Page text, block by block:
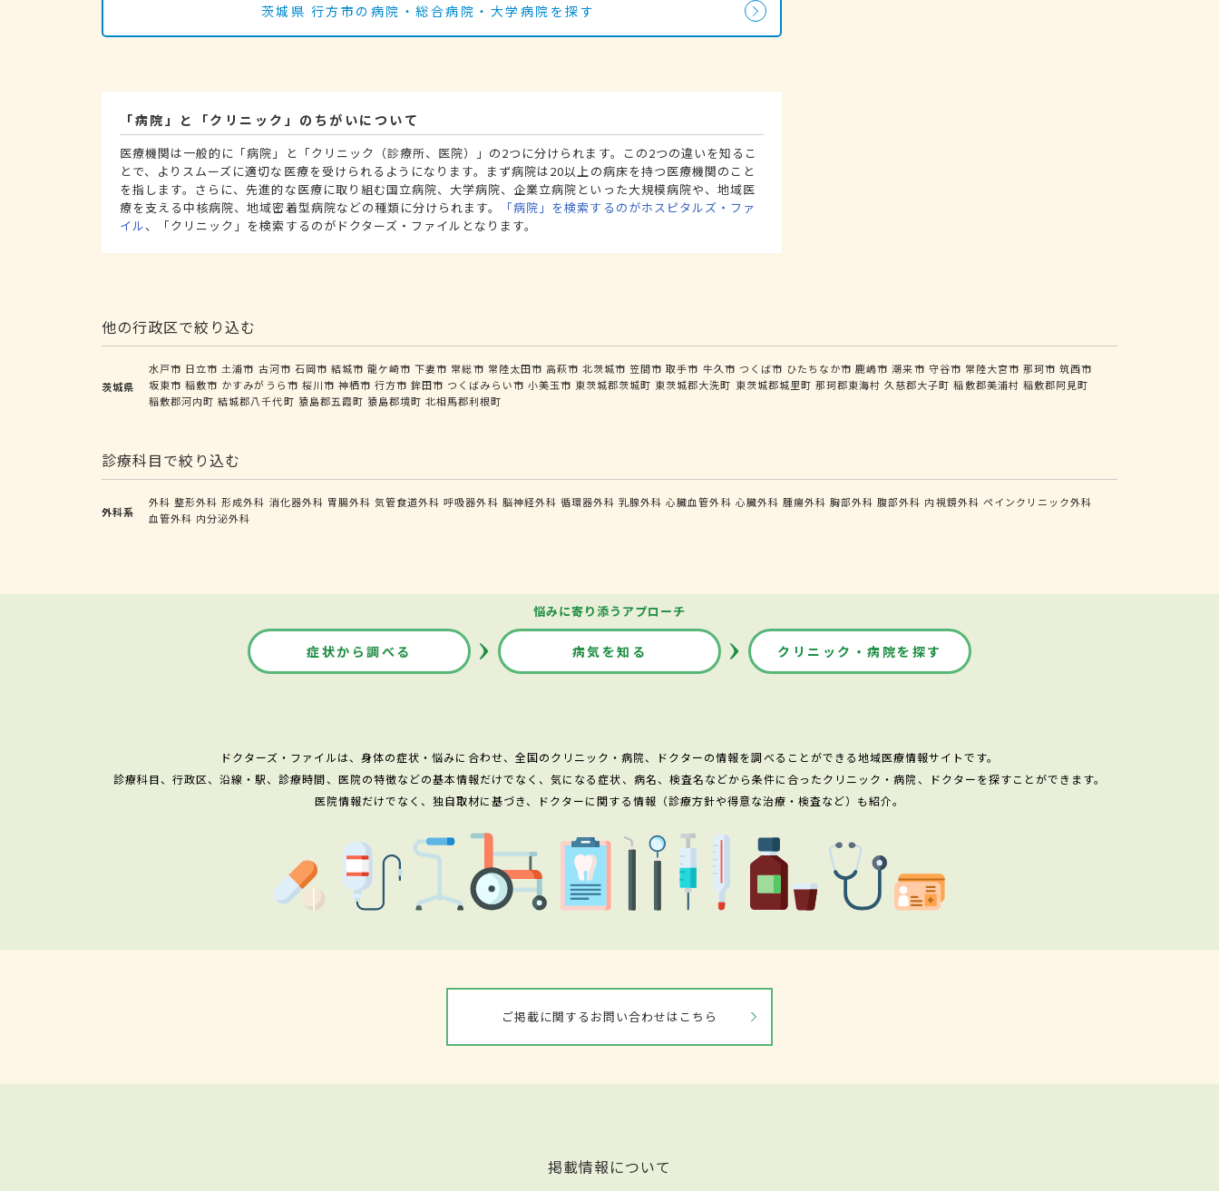
茨城県 行方市の病院・総合病院・大学病院を探す
「病院」と「クリニック」のちがいについて
医療機関は一般的に「病院」と「クリニック（診療所、医院）」の2つに分けられます。この2つの違いを知るこ
とで、よりスムーズに適切な医療を受けられるようになります。まず病院は20以上の病床を持つ医療機関のこと
を指します。さらに、先進的な医療に取り組む国立病院、大学病院、企業立病院といった大規模病院や、地域医
療を支える中核病院、地域密着型病院などの種類に分けられます。
「病院」を検索するのがホスピタルズ・ファ
イル、「クリニック」を検索するのがドクターズ・ファイルとなります。
他の行政区で絞り込む
茨城県
水戸市 日立市 土浦市 古河市 石岡市 結城市 龍ケ崎市 下妻市 常総市 常陸太田市 高萩市 北茨城市 笠間市 取手市 牛久市 つくば市 ひたちなか市 鹿嶋市 潮来市 守谷市 常陸大宮市 那珂市 筑西市
坂東市 稲敷市 かすみがうら市 桜川市 神栖市 行方市 鉾田市 つくばみらい市 小美玉市 東茨城郡茨城町 東茨城郡大洗町 東茨城郡城里町 那珂郡東海村 久慈郡大子町 稲敷郡美浦村 稲敷郡阿見町
稲敷郡河内町 結城郡八千代町 猿島郡五霞町 猿島郡境町 北相馬郡利根町
診療科目で絞り込む
外科系
外科 整形外科 形成外科 消化器外科 胃腸外科 気管食道外科 呼吸器外科 脳神経外科 循環器外科 乳腺外科 心臓血管外科 心臓外科 腫瘍外科 胸部外科 腹部外科 内視鏡外科 ペインクリニック外科
血管外科 内分泌外科
悩みに寄り添うアプローチ
症状から調べる 病気を知る クリニック・病院を探す
ドクターズ・ファイルは、身体の症状・悩みに合わせ、全国のクリニック・病院、ドクターの情報を調べることができる地域医療情報サイトです。
診療科目、行政区、沿線・駅、診療時間、医院の特徴などの基本情報だけでなく、気になる症状、病名、検査名などから条件に合ったクリニック・病院、ドクターを探すことができます。
医院情報だけでなく、独自取材に基づき、ドクターに関する情報（診療方針や得意な治療・検査など）も紹介。
ご掲載に関するお問い合わせはこちら
掲載情報について